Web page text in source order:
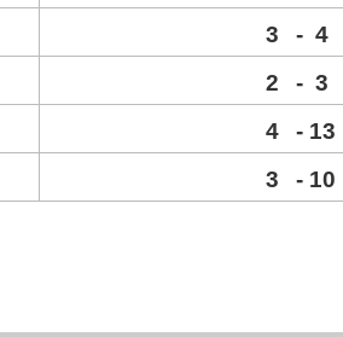
3 - 4
2 - 3
4 - 13
3 - 10